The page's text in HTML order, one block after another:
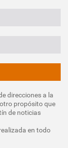
direcciones a la
propósito que
de noticias
en todo